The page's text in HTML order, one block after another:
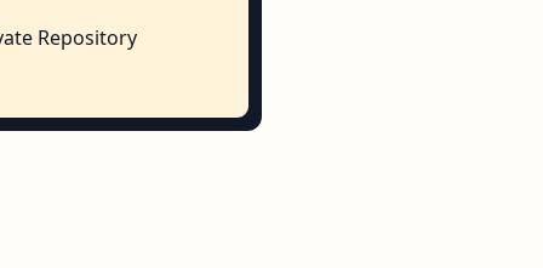
Repository